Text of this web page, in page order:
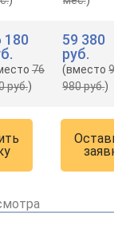
180
76
руб.)
59 380
руб.
(вместо98
980 руб.)
заявку